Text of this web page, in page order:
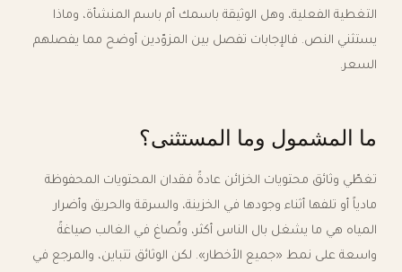
التغطية الفعلية، وهل الوثيقة باسمك أم باسم المنشأة، وماذا
يستثني النص. فالإجابات تفصل بين المزوّدين أوضح مما يفصلهم
السعر.
ما المشمول وما المستثنى؟
تغطّي وثائق محتويات الخزائن عادةً فقدان المحتويات المحفوظة
مادياً أو تلفها أثناء وجودها في الخزينة، والسرقة والحريق وأضرار
المياه هي ما يشغل بال الناس أكثر، وتُصاغ في الغالب صياغةً
واسعة على نمط «جميع الأخطار». لكن الوثائق تتباين، والمرجع في